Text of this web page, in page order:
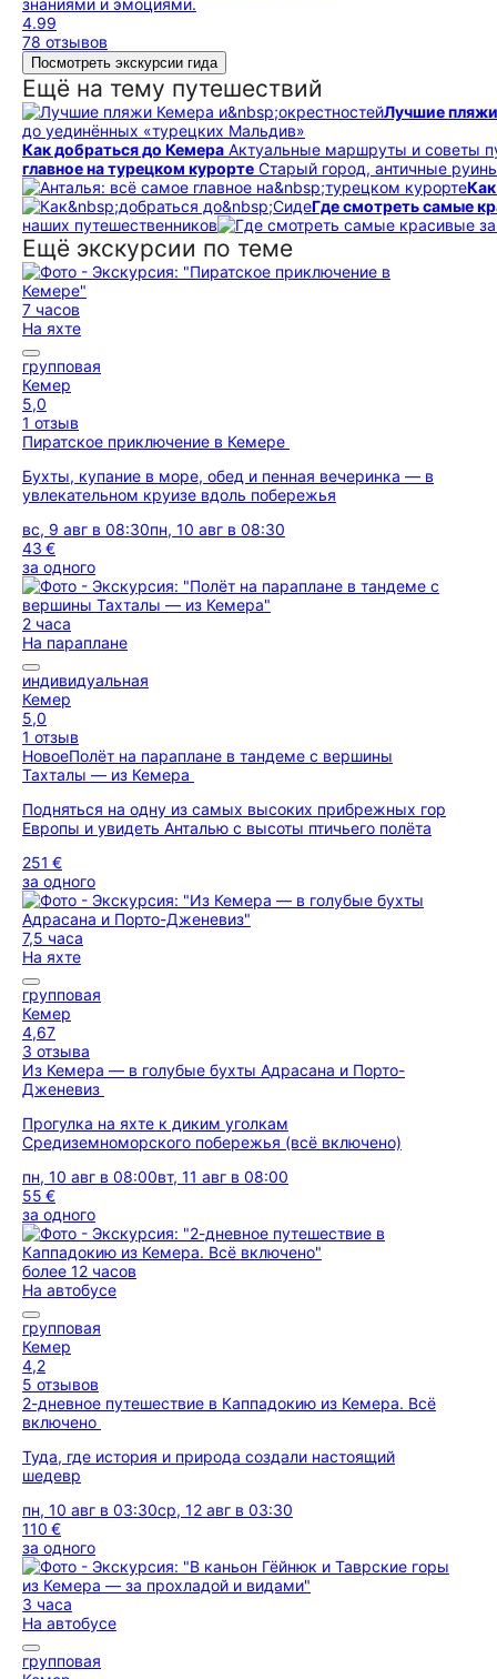
знаниями и эмоциями.
4.99
78 отзывов
Посмотреть экскурсии гида
Ещё на тему путешествий
Лучшие
до уединённых «турецких Мальдив»
Как добраться до Кемера Актуальные маршруты и советы
главное на турецком курорте Старый город, античные
Где смотреть самые
наших путешественников
Ещё экскурсии по теме
7 часов
На яхте
групповая
Кемер
5,0
1 отзыв
Пиратское приключение в Кемере
Бухты, купание в море, обед и пенная вечеринка — в
увлекательном круизе вдоль побережья
вс, 9 авг в 08:30пн, 10 авг в 08:30
43 €
за одного
2 часа
На параплане
индивидуальная
Кемер
5,0
1 отзыв
НовоеПолёт на параплане в тандеме с вершины
Тахталы — из Кемера
Подняться на одну из самых высоких прибрежных гор
Европы и увидеть Анталью с высоты птичьего полёта
251 €
за одного
7,5 часа
На яхте
групповая
Кемер
4,67
3 отзыва
Из Кемера — в голубые бухты Адрасана и Порто-
Дженевиз
Прогулка на яхте к диким уголкам
Средиземноморского побережья (всё включено)
пн, 10 авг в 08:00вт, 11 авг в 08:00
55 €
за одного
более 12 часов
На автобусе
групповая
Кемер
4,2
5 отзывов
2-дневное путешествие в Каппадокию из Кемера. Всё
включено
Туда, где история и природа создали настоящий
шедевр
пн, 10 авг в 03:30ср, 12 авг в 03:30
110 €
за одного
3 часа
На автобусе
групповая